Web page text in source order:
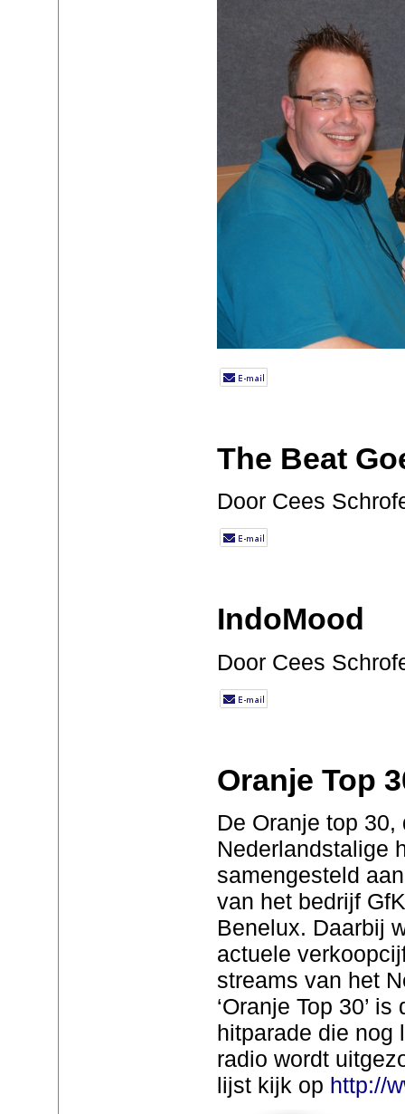
The Beat
Door Cees
IndoMood
Door Cees
Oranje Top
De Oranje top 30,
Nederlandstalige
samengesteld
van het bedrijf
Benelux. Daarbij
actuele
streams van het
‘Oranje Top 30’
hitparade die nog
radio wordt
lijst kijk op http://